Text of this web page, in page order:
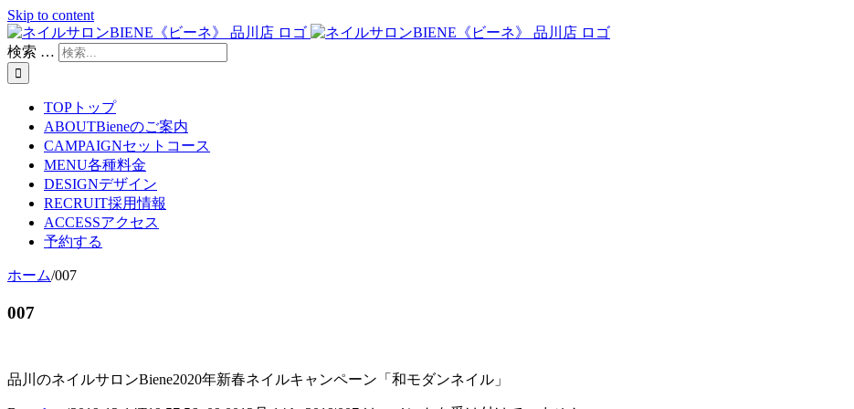
Skip to content
検索 …
TOP トップ
ABOUTBieneのご案内
CAMPAIGNセットコース
MENU各種料金
DESIGNデザイン
RECRUIT採用情報
ACCESSアクセス
予約する
ホーム/007
007
品川のネイルサロンBiene2020年新春ネイルキャンペーン「和モダンネイル」